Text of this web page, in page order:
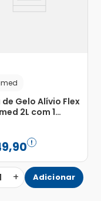
de Gelo Alívio Flex
2L com 1
,90
+ Adicionar